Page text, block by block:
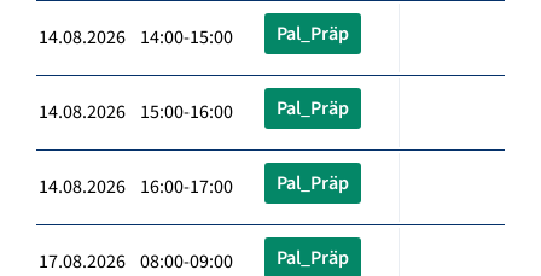
14.08.2026 14:00-15:00 Pal_Präp
14.08.2026 15:00-16:00 Pal_Präp
14.08.2026 16:00-17:00 Pal_Präp
17.08.2026 08:00-09:00 Pal_Präp